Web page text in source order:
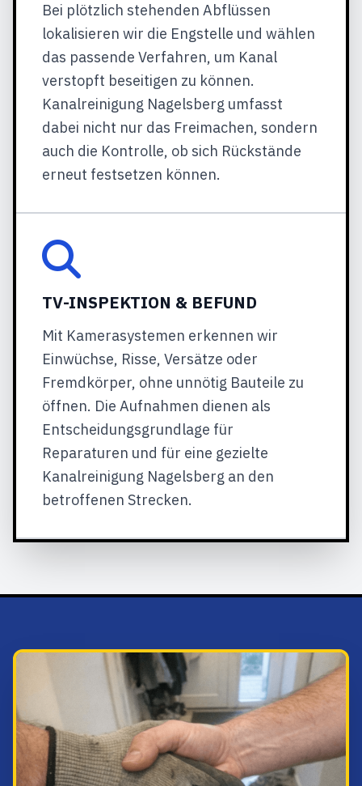
Bei plötzlich stehenden Abflüssen
lokalisieren wir die Engstelle und wählen
das passende Verfahren, um Kanal
verstopft beseitigen zu können.
Kanalreinigung Nagelsberg umfasst
dabei nicht nur das Freimachen, sondern
auch die Kontrolle, ob sich Rückstände
erneut festsetzen können.
TV-INSPEKTION & BEFUND
Mit Kamerasystemen erkennen wir
Einwüchse, Risse, Versätze oder
Fremdkörper, ohne unnötig Bauteile zu
öffnen. Die Aufnahmen dienen als
Entscheidungsgrundlage für
Reparaturen und für eine gezielte
Kanalreinigung Nagelsberg an den
betroffenen Strecken.